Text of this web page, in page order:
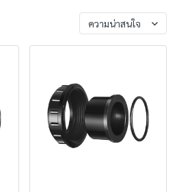
ความน่าสนใจ